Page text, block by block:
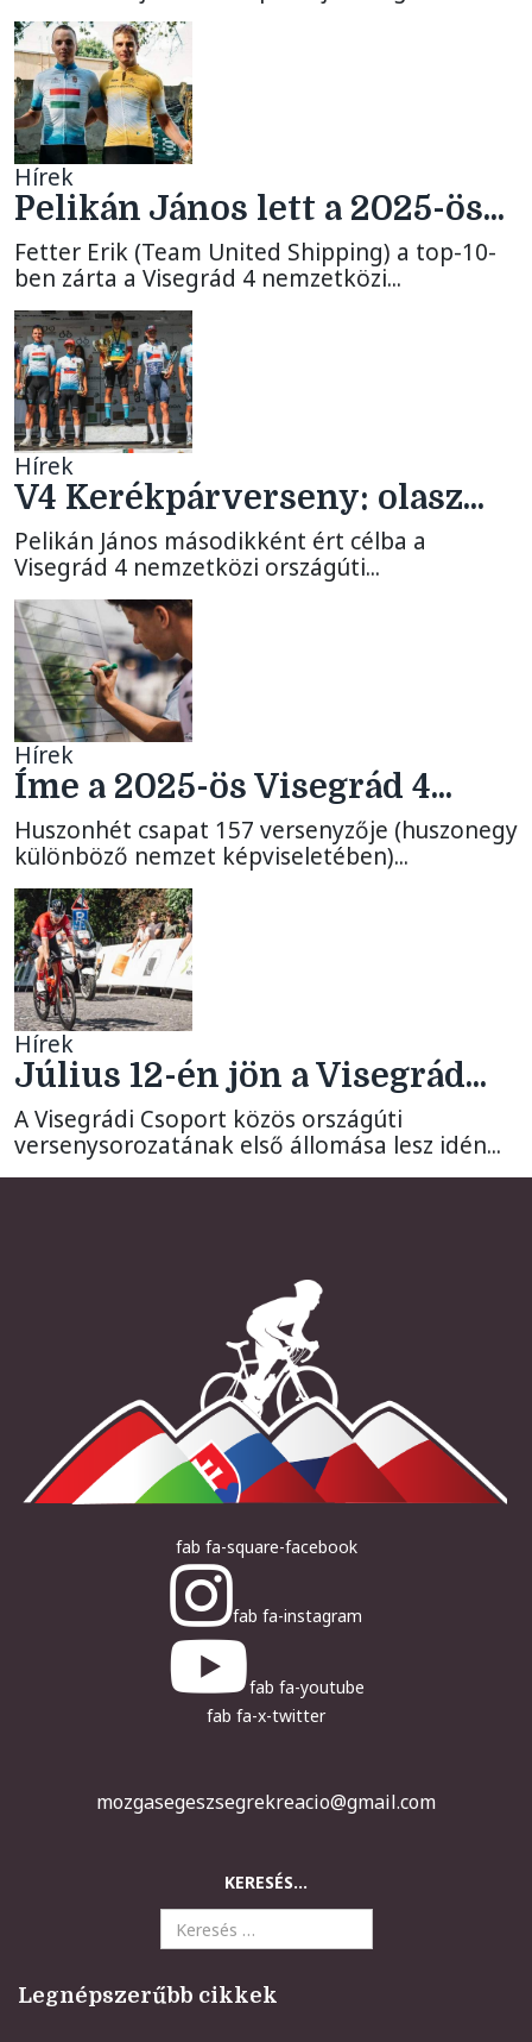
Hírek
Pelikán János lett a 2025-ös...
Fetter Erik (Team United Shipping) a top-10-
ben zárta a Visegrád 4 nemzetközi...
Hírek
V4 Kerékpárverseny: olasz...
Pelikán János másodikként ért célba a
Visegrád 4 nemzetközi országúti...
Hírek
Íme a 2025-ös Visegrád 4...
Huszonhét csapat 157 versenyzője (huszonegy
különböző nemzet képviseletében)...
Hírek
Július 12-én jön a Visegrád...
A Visegrádi Csoport közös országúti
versenysorozatának első állomása lesz idén...
fab fa-square-facebook
fab fa-instagram
fab fa-youtube
fab fa-x-twitter
mozgasegeszsegrekreacio@gmail.com
KERESÉS...
Legnépszerűbb cikkek